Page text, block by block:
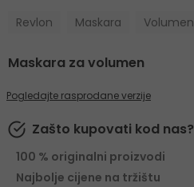
Revlon Maskara Volumen
Maskara za volumen
Pogledajte rasprodane verzije
Zašto kupovati kod nas?
100 % originalni proizvodi
Najbolje cijene na tržištu